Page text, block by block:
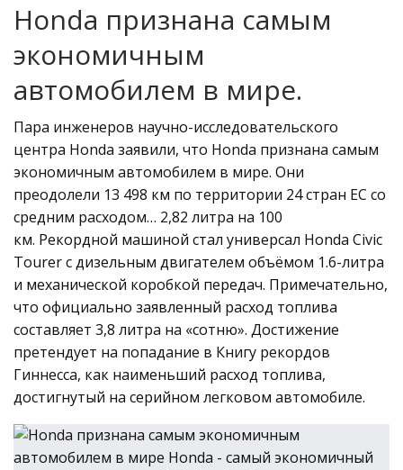
Honda признана самым
экономичным
автомобилем в мире.
Пара инженеров научно-исследовательского
центра Honda заявили, что Honda признана самым
экономичным автомобилем в мире. Они
преодолели 13 498 км по территории 24 стран ЕС со
средним расходом… 2,82 литра на 100
км. Рекордной машиной стал универсал Honda Civic
Tourer с дизельным двигателем объёмом 1.6-литра
и механической коробкой передач. Примечательно,
что официально заявленный расход топлива
составляет 3,8 литра на «сотню». Достижение
претендует на попадание в Книгу рекордов
Гиннесса, как наименьший расход топлива,
достигнутый на серийном легковом автомобиле.